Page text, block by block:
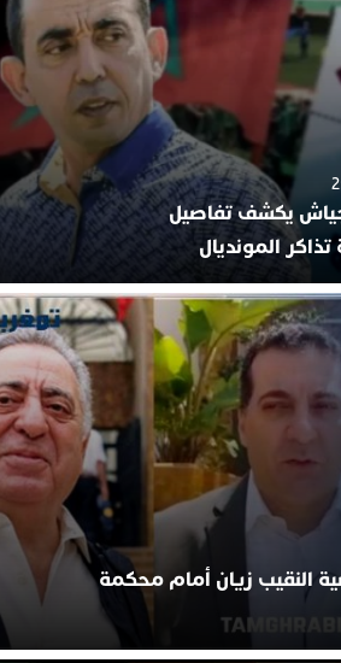
يكشف تفاصيل
المونديال
النقيب زيان أمام محكمة